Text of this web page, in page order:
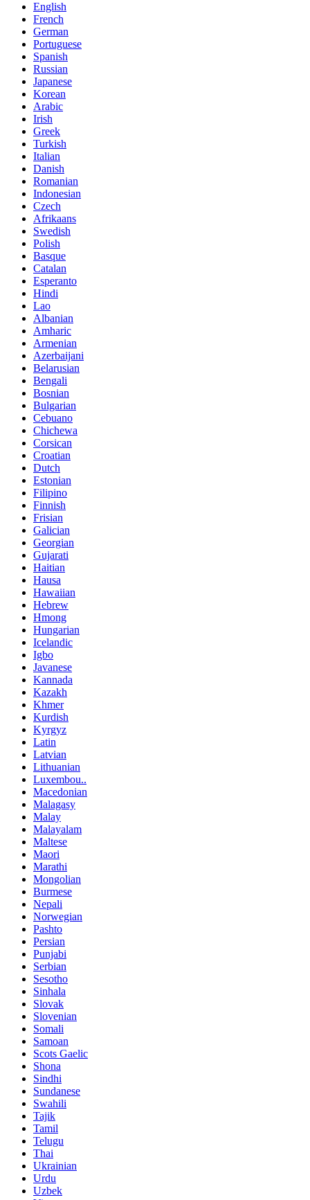
English
French
German
Portuguese
Spanish
Russian
Japanese
Korean
Arabic
Irish
Greek
Turkish
Italian
Danish
Romanian
Indonesian
Czech
Afrikaans
Swedish
Polish
Basque
Catalan
Esperanto
Hindi
Lao
Albanian
Amharic
Armenian
Azerbaijani
Belarusian
Bengali
Bosnian
Bulgarian
Cebuano
Chichewa
Corsican
Croatian
Dutch
Estonian
Filipino
Finnish
Frisian
Galician
Georgian
Gujarati
Haitian
Hausa
Hawaiian
Hebrew
Hmong
Hungarian
Icelandic
Igbo
Javanese
Kannada
Kazakh
Khmer
Kurdish
Kyrgyz
Latin
Latvian
Lithuanian
Luxembou..
Macedonian
Malagasy
Malay
Malayalam
Maltese
Maori
Marathi
Mongolian
Burmese
Nepali
Norwegian
Pashto
Persian
Punjabi
Serbian
Sesotho
Sinhala
Slovak
Slovenian
Somali
Samoan
Scots Gaelic
Shona
Sindhi
Sundanese
Swahili
Tajik
Tamil
Telugu
Thai
Ukrainian
Urdu
Uzbek